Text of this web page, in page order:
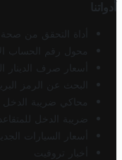
أدواتنا
أداة التحقق من
محول رقم الحساب
أسعار صرف الدينار
البحث عن الرمز
محاكي ضريبة
ضريبة الدخل
أسعار السيارات
أخبار تروفيت